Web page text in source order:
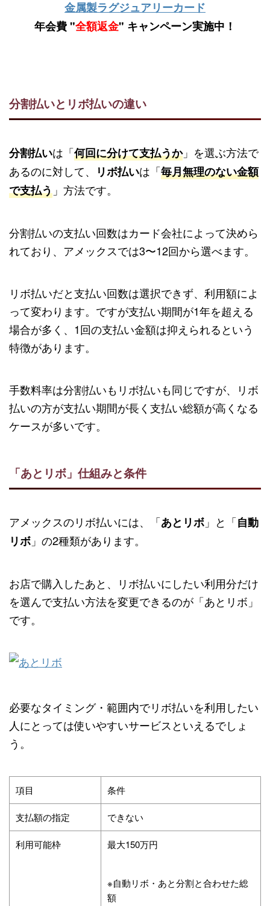
金属製ラグジュアリーカード
年会費 "全額返金" キャンペーン実施中！
分割払いとリボ払いの違い
分割払いは「何回に分けて支払うか」を選ぶ方法で
あるのに対して、
リボ払いは「毎月無理のない金額
で支払う 」方法です。
分割払いの支払い回数はカード会社によって決めら
れており、アメックスでは3〜12回から選べます。
リボ払いだと支払い回数は選択できず、利用額によ
って変わります。ですが支払い期間が1年を超える
場合が多く、1回の支払い金額は抑えられるという
特徴があります。
手数料率は分割払いもリボ払いも同じですが、リボ
払いの方が支払い期間が長く支払い総額が高くなる
ケースが多いです。
「あとリボ」仕組みと条件
アメックスのリボ払いには、「あとリボ 」と「自動
リボ 」の2種類があります。
お店で購入したあと、リボ払いにしたい利用分だけ
を選んで支払い方法を変更できるのが「あとリボ」
です。
必要なタイミング・範囲内でリボ払いを利用したい
人にとっては使いやすいサービスといえるでしょ
う。
項目 条件
支払額の指定 できない
利用可能枠 最大150万円
※自動リボ・あと分割と合わせた総
額